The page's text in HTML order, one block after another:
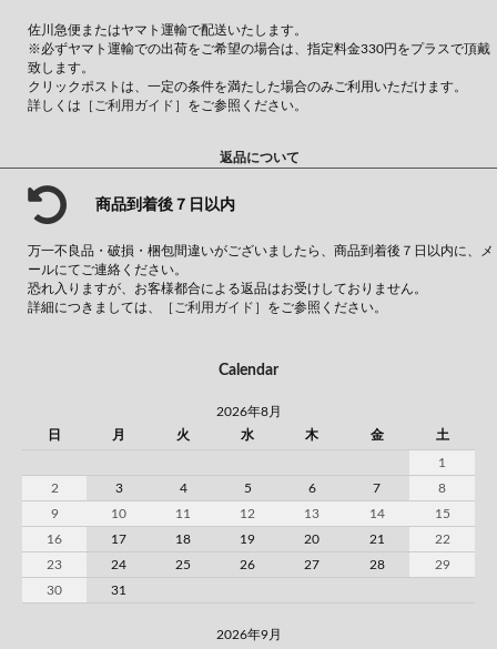
佐川急便またはヤマト運輸で配送いたします。
※必ずヤマト運輸での出荷をご希望の場合は、指定料金330円をプラスで頂戴
致します。
クリックポストは、一定の条件を満たした場合のみご利用いただけます。
詳しくは ［ご利用ガイド］ をご参照ください。
返品について
商品到着後７日以内
万一不良品・破損・梱包間違いがございましたら、商品到着後７日以内に、メ
ールにてご連絡ください。
恐れ入りますが、お客様都合による返品はお受けしておりません。
詳細につきましては、
［ご利用ガイド］ をご参照ください。
Calendar
2026年8月
日
月 火 水 木 金 土
1
2
3 4 5 6 7
8
9
10 11 12 13 14
15
16
17 18 19 20 21
22
23
24 25 26 27 28
29
30
31
2026年9月